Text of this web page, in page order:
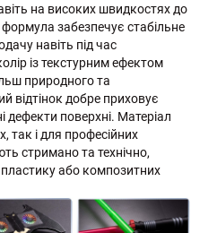
на високих швидкостях до
забезпечує стабільне
навіть під час
із текстурним ефектом
природного та
відтінок добре приховує
дефекти поверхні. Матеріал
так і для професійних
стримано та технічно,
або композитних